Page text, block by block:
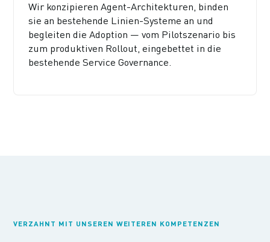
Wir konzipieren Agent-Architekturen, binden
sie an bestehende Linien-Systeme an und
begleiten die Adoption — vom Pilotszenario bis
zum produktiven Rollout, eingebettet in die
bestehende Service Governance.
VERZAHNT MIT UNSEREN WEITEREN KOMPETENZEN